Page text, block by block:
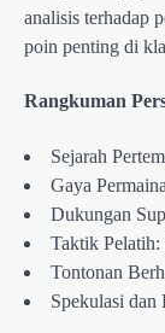
analisis terhadap
poin penting di
Rangkuman
Sejarah
Gaya
Dukungan
Taktik Pelatih:
Tontonan
Spekulasi dan